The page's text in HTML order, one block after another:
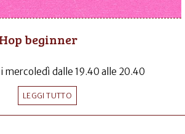
beginner
mercoledì dalle 19.40 alle 20.40
LEGGI TUTTO